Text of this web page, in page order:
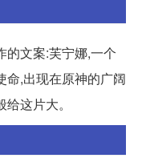
的文案:芙宁娜,一个
命,出现在原神的广阔
这片大。